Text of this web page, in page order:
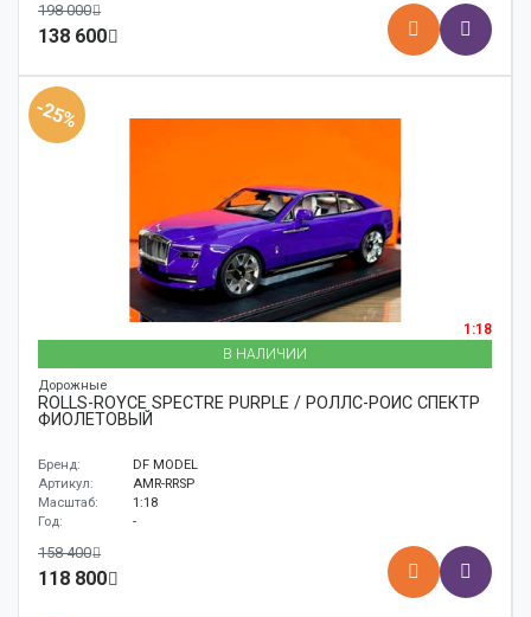
198 000
138 600
-25%
1:18
В НАЛИЧИИ
Дорожные
ROLLS-ROYCE SPECTRE PURPLE / РОЛЛС-РОЙС СПЕКТР
ФИОЛЕТОВЫЙ
Бренд:
DF MODEL
Артикул:
AMR-RRSP
Масштаб:
1:18
Год:
-
158 400
118 800